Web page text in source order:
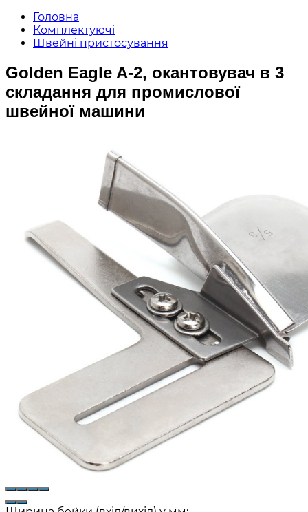
Головна
Комплектуючі
Швейні пристосування
Golden Eagle A-2, окантовувач в 3
складання для промислової
швейної машини